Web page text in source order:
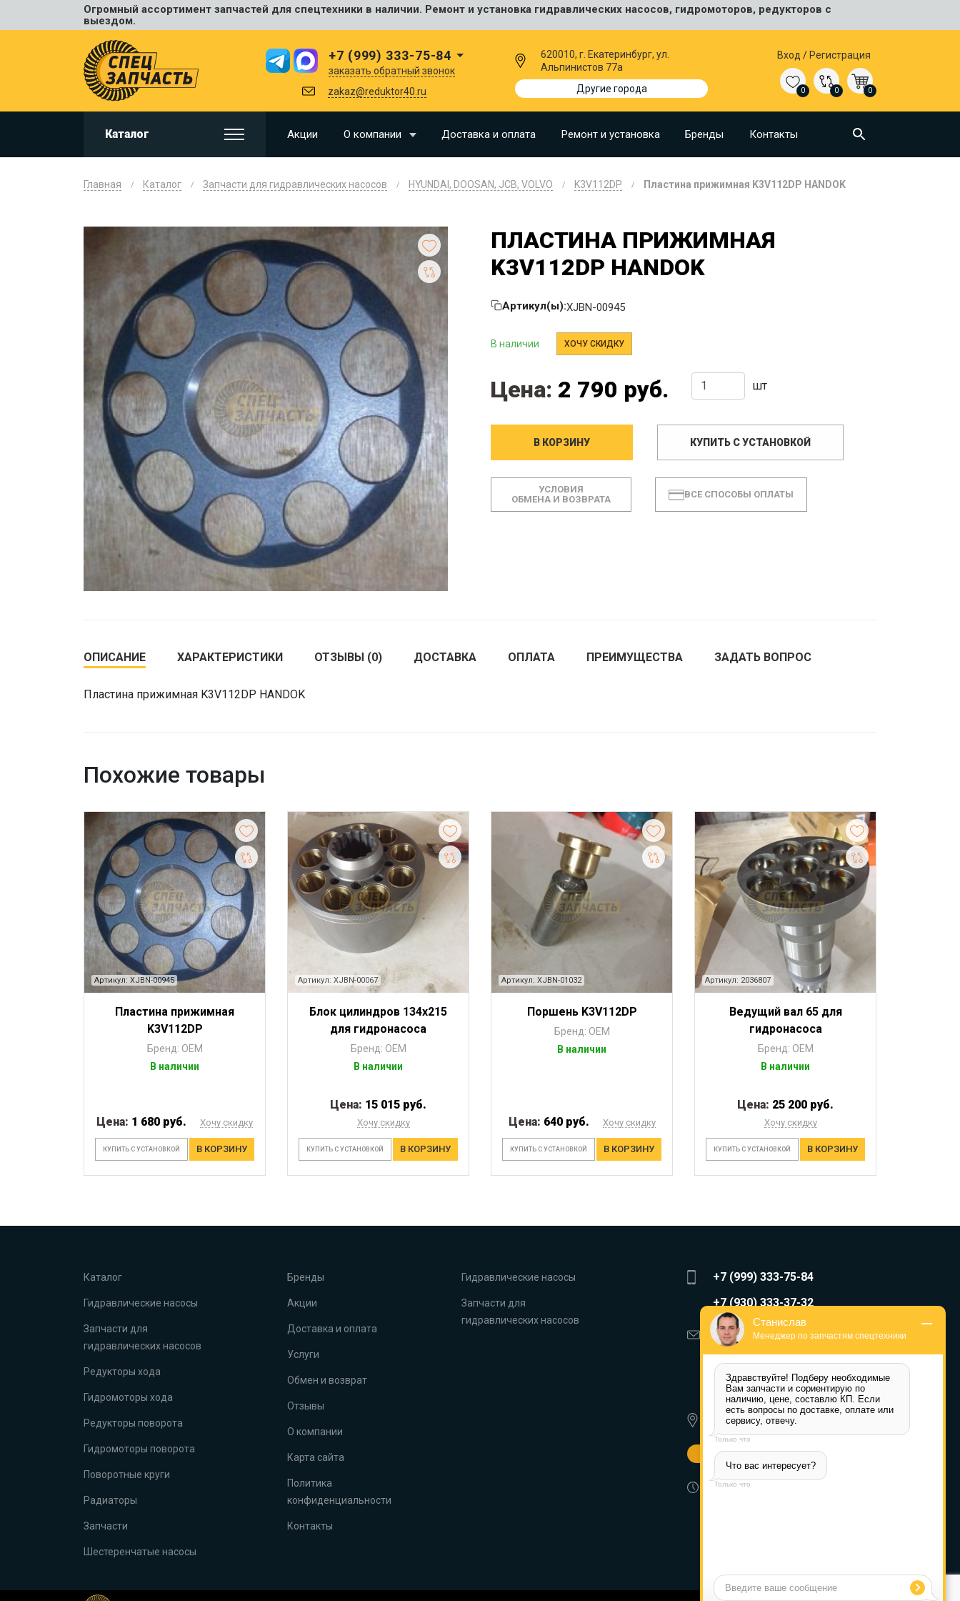
Огромный ассортимент запчастей для спецтехники в наличии. Ремонт и установка гидравлических насосов, гидромоторов, редукторов с
выездом.
+7 (999) 333-75-84
заказать обратный звонок
zakaz@reduktor40.ru
620010, г. Екатеринбург, ул.
Альпинистов 77а
Другие города
Вход / Регистрация
0 0 0
Каталог Акции О компании Доставка и оплата Ремонт и установка Бренды Контакты
Универсальные
HITACHI
HYUNDAI
VOLVO
CAT
CASE
LIUGONG
SHANTUI
SUMITOMO
JOHN DEERE
Главная Каталог Запчасти для гидравлических насосов HYUNDAI, DOOSAN, JCB, VOLVO K3V112DP Пластина прижимная K3V112DP HANDOK
ПЛАСТИНА ПРИЖИМНАЯ
K3V112DP HANDOK
Артикул(ы):XJBN-00945
В наличии ХОЧУ СКИДКУ
Цена: 2 790 руб. шт
В КОРЗИНУ КУПИТЬ С УСТАНОВКОЙ
УСЛОВИЯ
ОБМЕНА И ВОЗВРАТА
ВСЕ СПОСОБЫ ОПЛАТЫ
ОПИСАНИЕ ХАРАКТЕРИСТИКИ ОТЗЫВЫ (0) ДОСТАВКА ОПЛАТА ПРЕИМУЩЕСТВА ЗАДАТЬ ВОПРОС
Пластина прижимная K3V112DP HANDOK
Похожие товары
Артикул: XJBN-00945
Пластина прижимная
K3V112DP
Бренд: OEM
В наличии
Цена: 1 680 руб. Хочу скидку
КУПИТЬ С УСТАНОВКОЙ В КОРЗИНУ
Артикул: XJBN-00067
Блок цилиндров 134х215
для гидронасоса
Бренд: OEM
В наличии
Цена: 15 015 руб.
Хочу скидку
КУПИТЬ С УСТАНОВКОЙ В КОРЗИНУ
Артикул: XJBN-01032
Поршень K3V112DP
Бренд: OEM
В наличии
Цена: 640 руб. Хочу скидку
КУПИТЬ С УСТАНОВКОЙ В КОРЗИНУ
Артикул: 2036807
Ведущий вал 65 для
гидронасоса
Бренд: OEM
В наличии
Цена: 25 200 руб.
Хочу скидку
КУПИТЬ С УСТАНОВКОЙ В КОРЗИНУ
Каталог
Гидравлические насосы
Запчасти для
гидравлических насосов
Редукторы хода
Гидромоторы хода
Редукторы поворота
Гидромоторы поворота
Поворотные круги
Радиаторы
Запчасти
Шестеренчатые насосы
Бренды
Акции
Доставка и оплата
Услуги
Обмен и возврат
Отзывы
О компании
Карта сайта
Политика
конфиденциальности
Контакты
Гидравлические насосы
Запчасти для
гидравлических насосов
+7 (999) 333-75-84
+7 (930) 333-37-32
zakaz@reduktor40.ru
reductor-40@mail.ru
reduktora40@mail.ru
620010, г. Екатеринбург, ул.
Альпинистов 77а
Другие города
Пн-Пт: 8:30-17:30 (МСК) Сб-Вс:
Станислав
Менеджер по запчастям спецтехники
Здравствуйте! Подберу необходимые
Вам запчасти и сориентирую по
наличию, цене, составлю КП. Если
есть вопросы по доставке, оплате или
сервису, отвечу.
Только что
Что вас интересует?
Только что